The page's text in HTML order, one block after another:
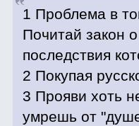
1 Проблема в
Почитай закон
последствия
2 Покупая
3 Прояви хоть
умрешь от